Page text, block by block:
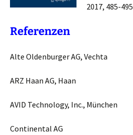
2017, 485-495
Referenzen
Alte Oldenburger AG, Vechta
ARZ Haan AG, Haan
AVID Technology, Inc., München
Continental AG